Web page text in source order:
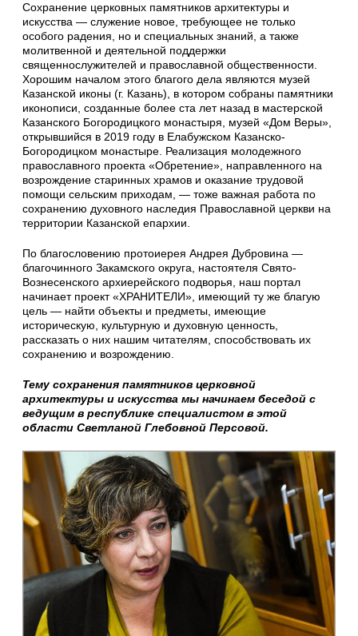
Сохранение церковных памятников архитектуры и
искусства — служение новое, требующее не только
особого радения, но и специальных знаний, а также
молитвенной и деятельной поддержки
священнослужителей и православной общественности.
Хорошим началом этого благого дела являются музей
Казанской иконы (г. Казань), в котором собраны памятники
иконописи, созданные более ста лет назад в мастерской
Казанского Богородицкого монастыря, музей «Дом Веры»,
открывшийся в 2019 году в Елабужском Казанско-
Богородицком монастыре. Реализация молодежного
православного проекта «Обретение», направленного на
возрождение старинных храмов и оказание трудовой
помощи сельским приходам, — тоже важная работа по
сохранению духовного наследия Православной церкви на
территории Казанской епархии.
По благословению протоиерея Андрея Дубровина —
благочинного Закамского округа, настоятеля Свято-
Вознесенского архиерейского подворья, наш портал
начинает проект «ХРАНИТЕЛИ», имеющий ту же благую
цель — найти объекты и предметы, имеющие
историческую, культурную и духовную ценность,
рассказать о них нашим читателям, способствовать их
сохранению и возрождению.
Тему сохранения памятников церковной
архитектуры и искусства мы начинаем беседой с
ведущим в республике специалистом в этой
области Светланой Глебовной Персовой.